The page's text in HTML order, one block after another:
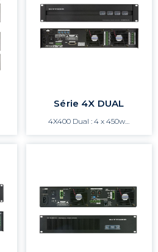
Série 4X DUAL
4X400 Dual : 4 x 450w…